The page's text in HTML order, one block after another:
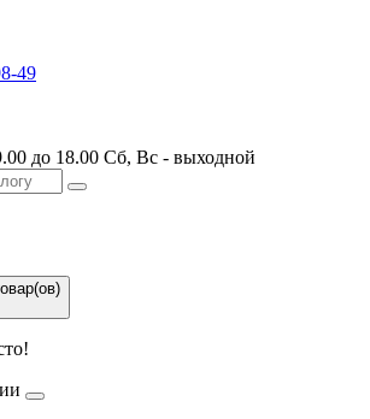
49
до 18.00 Сб, Вс - выходной